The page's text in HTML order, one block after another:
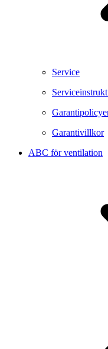
Service
Garantivillkor
ABC för ventilation